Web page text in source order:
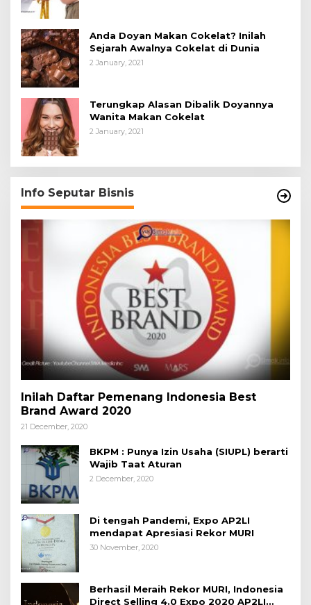
Anda Doyan Makan Cokelat? Inilah
Sejarah Awalnya Cokelat di Dunia
2 January, 2021
Terungkap Alasan Dibalik Doyannya
Wanita Makan Cokelat
2 January, 2021
Info Seputar Bisnis
Inilah Daftar Pemenang Indonesia Best
Brand Award 2020
21 December, 2020
BKPM : Punya Izin Usaha (SIUPL) berarti
Wajib Taat Aturan
2 December, 2020
Di tengah Pandemi, Expo AP2LI
mendapat Apresiasi Rekor MURI
30 November, 2020
Berhasil Meraih Rekor MURI, Indonesia
Direct Selling 4.0 Expo 2020 AP2LI